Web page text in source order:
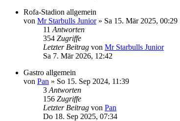
Rofa-Stadion allgemein
von Mr Starbulls Junior» Sa 15. Mär 2025, 00:29
11 Antworten
354 Zugriffe
Letzter Beitrag von Mr Starbulls Junior
Sa 7. Mär 2026, 12:42
Gastro allgemein
von Pan » So 15. Sep 2024, 11:39
3 Antworten
156 Zugriffe
Letzter Beitrag von Pan
Do 18. Sep 2025, 07:34